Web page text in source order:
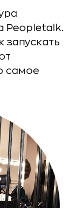
Peopletalk.
запускать
самое